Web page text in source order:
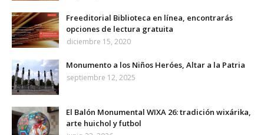
Freeditorial Biblioteca en línea, encontrarás
opciones de lectura gratuita
diciembre 15, 2020
Monumento a los Niños Heróes, Altar a la Patria
septiembre 12, 2025
El Balón Monumental WIXA 26: tradición wixárika,
arte huichol y futbol